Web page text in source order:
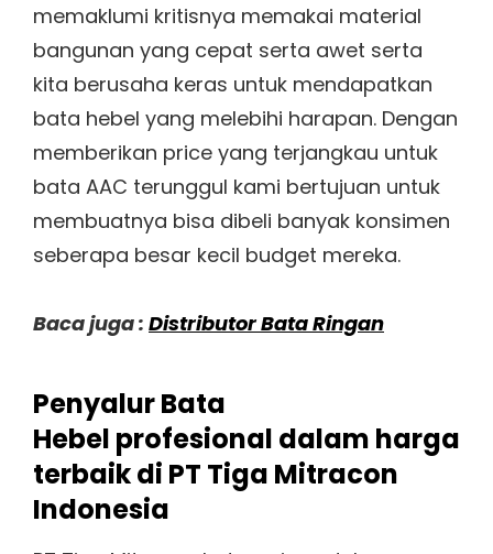
memaklumi kritisnya memakai material
bangunan yang cepat serta awet serta
kita berusaha keras untuk mendapatkan
bata hebel yang melebihi harapan. Dengan
memberikan price yang terjangkau untuk
bata AAC terunggul kami bertujuan untuk
membuatnya bisa dibeli banyak konsimen
seberapa besar kecil budget mereka.
Baca juga : Distributor Bata Ringan
Penyalur Bata
Hebel profesional dalam harga
terbaik di PT Tiga Mitracon
Indonesia